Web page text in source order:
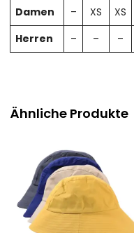
Damen
– XS XS
Herren
– – –
Ähnliche Produkte